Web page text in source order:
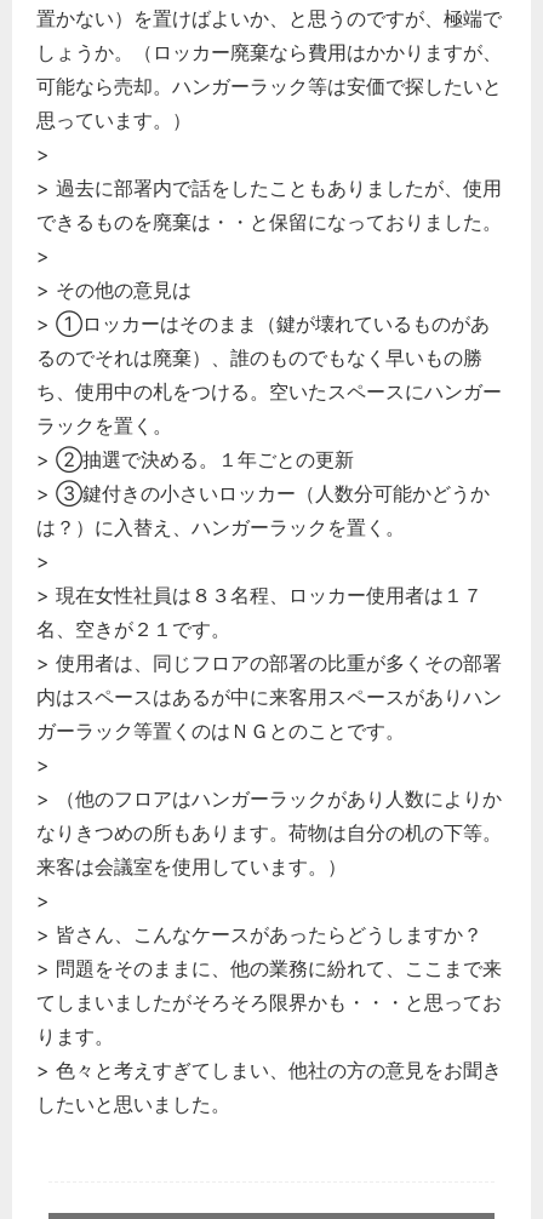
置かない）を置けばよいか、と思うのですが、極端で
しょうか。（ロッカー廃棄なら費用はかかりますが、
可能なら売却。ハンガーラック等は安価で探したいと
思っています。）
>
> 過去に部署内で話をしたこともありましたが、使用
できるものを廃棄は・・と保留になっておりました。
>
> その他の意見は
> ①ロッカーはそのまま（鍵が壊れているものがあ
るのでそれは廃棄）、誰のものでもなく早いもの勝
ち、使用中の札をつける。空いたスペースにハンガー
ラックを置く。
> ②抽選で決める。１年ごとの更新
> ③鍵付きの小さいロッカー（人数分可能かどうか
は？）に入替え、ハンガーラックを置く。
>
> 現在女性社員は８３名程、ロッカー使用者は１７
名、空きが２１です。
> 使用者は、同じフロアの部署の比重が多くその部署
内はスペースはあるが中に来客用スペースがありハン
ガーラック等置くのはＮＧとのことです。
>
> （他のフロアはハンガーラックがあり人数によりか
なりきつめの所もあります。荷物は自分の机の下等。
来客は会議室を使用しています。）
>
> 皆さん、こんなケースがあったらどうしますか？
> 問題をそのままに、他の業務に紛れて、ここまで来
てしまいましたがそろそろ限界かも・・・と思ってお
ります。
> 色々と考えすぎてしまい、他社の方の意見をお聞き
したいと思いました。